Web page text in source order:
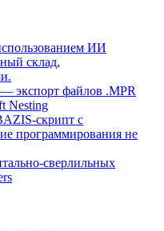
ИИ
склад,
экспорт файлов .MPR
Nesting
скрипт с
программирования не
сверлильных